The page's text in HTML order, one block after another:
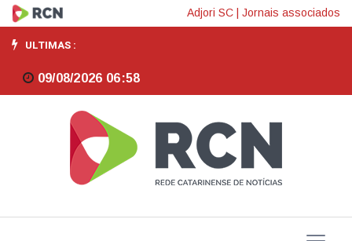
Conexa
2026
reúne
lideranças
nacionais,
painel
presidencial
Adjori SC Jornais associados
ULTIMAS :
09/08/2026 06:58